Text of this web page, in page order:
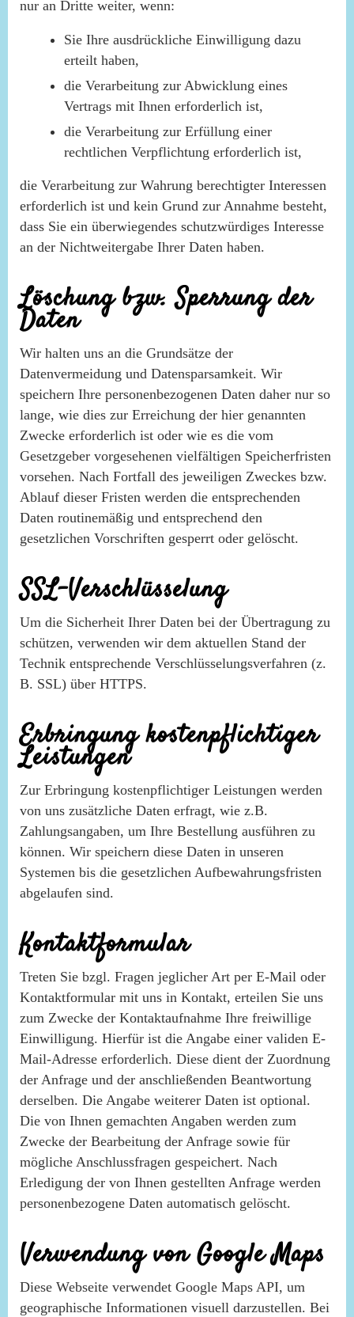
nur an Dritte weiter, wenn:
Sie Ihre ausdrückliche Einwilligung dazu
erteilt haben,
die Verarbeitung zur Abwicklung eines
Vertrags mit Ihnen erforderlich ist,
die Verarbeitung zur Erfüllung einer
rechtlichen Verpflichtung erforderlich ist,
die Verarbeitung zur Wahrung berechtigter Interessen
erforderlich ist und kein Grund zur Annahme besteht,
dass Sie ein überwiegendes schutzwürdiges Interesse
an der Nichtweitergabe Ihrer Daten haben.
Löschung bzw. Sperrung der
Daten
Wir halten uns an die Grundsätze der
Datenvermeidung und Datensparsamkeit. Wir
speichern Ihre personenbezogenen Daten daher nur so
lange, wie dies zur Erreichung der hier genannten
Zwecke erforderlich ist oder wie es die vom
Gesetzgeber vorgesehenen vielfältigen Speicherfristen
vorsehen. Nach Fortfall des jeweiligen Zweckes bzw.
Ablauf dieser Fristen werden die entsprechenden
Daten routinemäßig und entsprechend den
gesetzlichen Vorschriften gesperrt oder gelöscht.
SSL-Verschlüsselung
Um die Sicherheit Ihrer Daten bei der Übertragung zu
schützen, verwenden wir dem aktuellen Stand der
Technik entsprechende Verschlüsselungsverfahren (z.
B. SSL) über HTTPS.
Erbringung kostenpflichtiger
Leistungen
Zur Erbringung kostenpflichtiger Leistungen werden
von uns zusätzliche Daten erfragt, wie z.B.
Zahlungsangaben, um Ihre Bestellung ausführen zu
können. Wir speichern diese Daten in unseren
Systemen bis die gesetzlichen Aufbewahrungsfristen
abgelaufen sind.
Kontaktformular
Treten Sie bzgl. Fragen jeglicher Art per E-Mail oder
Kontaktformular mit uns in Kontakt, erteilen Sie uns
zum Zwecke der Kontaktaufnahme Ihre freiwillige
Einwilligung. Hierfür ist die Angabe einer validen E-
Mail-Adresse erforderlich. Diese dient der Zuordnung
der Anfrage und der anschließenden Beantwortung
derselben. Die Angabe weiterer Daten ist optional.
Die von Ihnen gemachten Angaben werden zum
Zwecke der Bearbeitung der Anfrage sowie für
mögliche Anschlussfragen gespeichert. Nach
Erledigung der von Ihnen gestellten Anfrage werden
personenbezogene Daten automatisch gelöscht.
Verwendung von Google Maps
Diese Webseite verwendet Google Maps API, um
geographische Informationen visuell darzustellen. Bei